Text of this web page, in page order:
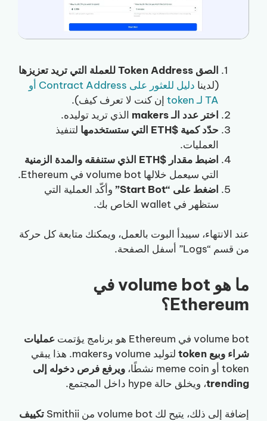
الصق Token Address للعملة التي تريد تعزيزها
(لدينا
دليل للعثور على Contract Address أو
TA لـ token
إن كنت لا تعرف كيف).
اختر عدد الـ makers
الذي تريد توليده.
حدّد كمية $ETH التي ستستخدمها
لتنفيذ
العمليات.
اضبط مقدار $ETH الذي ستنفقه والمدة الزمنية
التي سيعمل خلالها volume bot في Ethereum.
اضغط على “Start Bot”
وأكّد العملية التي
ستظهر في wallet الخاص بك.
عند الانتهاء، سيبدأ البوت بالعمل، ويمكنك متابعة كل حركة
من قسم “Logs” أسفل الصفحة.
ما هو volume bot في
Ethereum؟
volume bot في Ethereum هو برنامج يؤتمت
عمليات
شراء وبيع token
لتوليد volume وmakers. هذا يبقي
token أو meme coin نشطًا،
ويرفع فرص دخوله إلى
trending، ويخلق حالة hype داخل المجتمع.
إضافة إلى ذلك، يتيح لك volume bot من Smithii
تكييف